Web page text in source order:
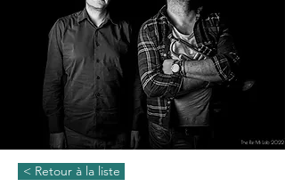
< Retour à la liste